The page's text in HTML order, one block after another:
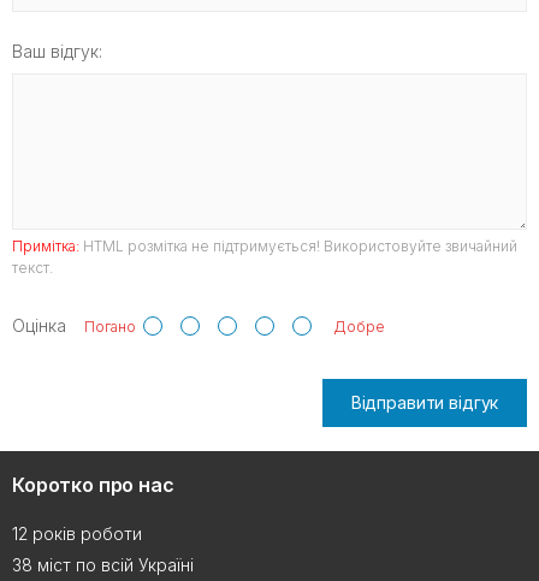
Ваш відгук:
Примітка: HTML розмітка не підтримується! Використовуйте звичайний
текст.
Оцінка Погано Добре
Відправити відгук
Коротко про нас
12 років роботи
38 міст по всій Україні